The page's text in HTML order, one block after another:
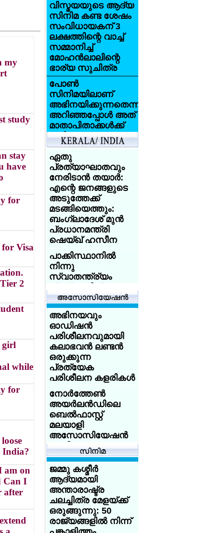
my
study
stay
have
for
Visa
2
girl
while
for
India?
am on
Can I
after
വിസ്മയയുടെ ആദ്യ
സിനിമ കണ്ട ശേഷം
സംവിധായകന് 3
ലക്ഷത്തിന്റെ വാച്ച്
സമ്മാനിച്ച്
മോഹന്‍ലാലിന്റെ
ഭാര്യ സുചിത്ര
പോണ്‍
സിനിമയിലാണ്
അഭിനയിക്കുന്നതെന്ന്
അറിഞ്ഞപ്പോള്‍ അത്
മാതാപിതാക്കള്‍ക്ക്
വലിയ
ആഘാതമായി:
സണ്ണി ലിയോണ്‍
ആസിഡ്
ആക്രമണത്തെ
അതിജീവിച്ച
ഇന്ത്യക്കാരിക്ക്
യുകെ
യൂണിവേഴ്‌സിറ്റിയുടെ
സ്‌കോളര്‍ഷിപ്പ്
യുകെയില്‍
പഠിക്കുകയാണോ?
18 വയസ്സായോ?
ട്രെയിന്‍ ടിക്കറ്റ് 50
ശതമാനം
ഡിസ്‌കൗണ്ട്:
സേവര്‍ റെയില്‍
കാര്‍ഡ് നല്‍കാന്‍
യുകെ
അയര്‍ലന്‍ഡിനായി
ചെസില്‍ തിളങ്ങി
മലയാളി
സഹോദരങ്ങള്‍;
എയ്ഡന് കിരീടം,
എയ്ഞ്ചലിന് രണ്ടാം
സ്ഥാനം
ഏതു
പ്രത്യാഘാതവും
നേരിടാന്‍ തയാര്‍:
എന്റെ ജനങ്ങളുടെ
അടുത്തേക്ക്
മടങ്ങിയെത്തും:
ബംഗ്ലാദേശ് മുന്‍
പ്രധാനമന്ത്രി
ഷെയ്ഖ് ഹസീന
പാക്കിസ്ഥാനില്‍
നിന്നു
സ്വാതന്ത്ര്യം
ബലൂചിസ്ഥാന്‍:
ഓഗസ്റ്റ് 11
സ്വാതന്ത്ര്യ ദിനം
ആഘോഷിക്കാന്‍
ആഹ്വാനം
നടി
തൃഷയ്‌ക്കെതിരേ
ദ്വയാര്‍ഥ
തമിഴ്‌നാട്
പ്രതിപക്ഷ
നേതാവിനെ അറസ്റ്റ്
ചെയ്ത് പോലീസ്
ഗ്ലാസ്‌ഗോയിലെ
ഗോദയില്‍
എതിരാളികളെ
മലര്‍ത്തിയടിച്ച്
ഇന്ത്യയുടെ
താരങ്ങള്‍ സ്വര്‍ണം
നേടി
യുവാക്കളെ
അഭിനയവും
ഓഡിഷന്‍
പരിശീലനവുമായി
കലാഭവന്‍ ലണ്ടന്‍
ഒരുക്കുന്ന
പ്രത്യേക
പരിശീലന കളരികള്‍
നോര്‍ത്തേണ്‍
അയര്‍ലന്‍ഡിലെ
ബെല്‍ഫാസ്റ്റ്
മലയാളി
അസോസിയേഷന്‍
എക്സിക്യൂട്ടീവ്
കമ്മിറ്റിയെ
തിരഞ്ഞെടുത്തു.
യുക്മ റീജിയണല്‍
കായികമേളകള്‍ക്ക്
പരിസമാപ്തി; ദേശീയ
കായിക മാമാങ്കം
ജമ്മു കശ്മീര്‍
ആദ്യമായി
അന്താരാഷ്ട്ര
ചലച്ചിത്ര മേളയ്ക്ക്
ഒരുങ്ങുന്നു: 50
രാജ്യങ്ങളില്‍ നിന്ന്